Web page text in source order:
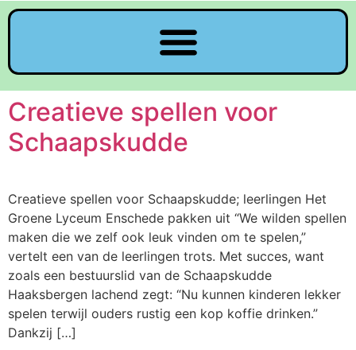
Creatieve spellen voor
Schaapskudde
Creatieve spellen voor Schaapskudde; leerlingen Het
Groene Lyceum Enschede pakken uit “We wilden spellen
maken die we zelf ook leuk vinden om te spelen,”
vertelt een van de leerlingen trots. Met succes, want
zoals een bestuurslid van de Schaapskudde
Haaksbergen lachend zegt: “Nu kunnen kinderen lekker
spelen terwijl ouders rustig een kop koffie drinken.”
Dankzij […]